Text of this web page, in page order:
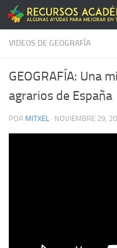
Saltar al contenido
VIDEOS DE GEOGRAFÍA
GEOGRAFÍA: Una
agrarios de España
POR MITXEL · NOVIEMBRE 29,